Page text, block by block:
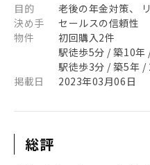
目的
老後の年金対策、
決め手
セールスの信頼性
物件
初回購入2件
駅徒歩5分 / 築10年
駅徒歩3分 / 築5年 /
掲載日
2023年03月06日
総評